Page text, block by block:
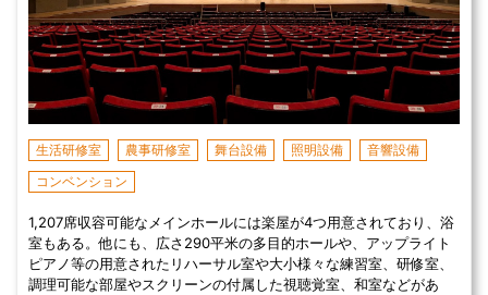
生活研修室 農事研修室 舞台設備 照明設備
音響設備
コンベンション
1,207席収容可能なメインホールには楽屋が4つ用意されており、浴
室もある。他にも、広さ290平米の多目的ホールや、アップライト
ピアノ等の用意されたリハーサル室や大小様々な練習室、研修室、
調理可能な部屋やスクリーンの付属した視聴覚室、和室などがあ